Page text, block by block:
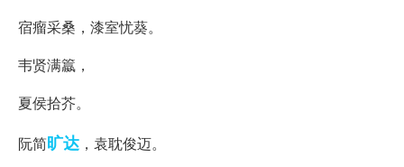
宿瘤采桑，漆室忧葵。
韦贤满籝，
夏侯拾芥。
阮简旷达 ，袁耽俊迈。